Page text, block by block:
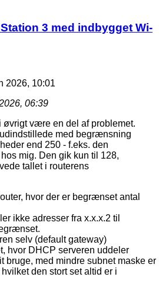
3 med indbygget Wi-
2026, 10:01
06:39
øvrigt være en del af problemet.
med begrænsning
end 250 - f.eks. den
mig. Den gik kun til 128,
tallet i routerens
hvor der er begrænset antal
ikke adresser fra x.x.x.2 til
selv (default gateway)
hvor DHCP serveren uddeler
bruge, med mindre subnet maske er
den stort set altid er i